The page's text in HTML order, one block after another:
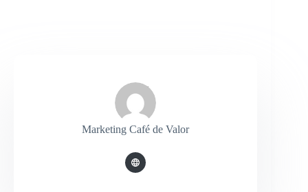
Marketing Café de Valor